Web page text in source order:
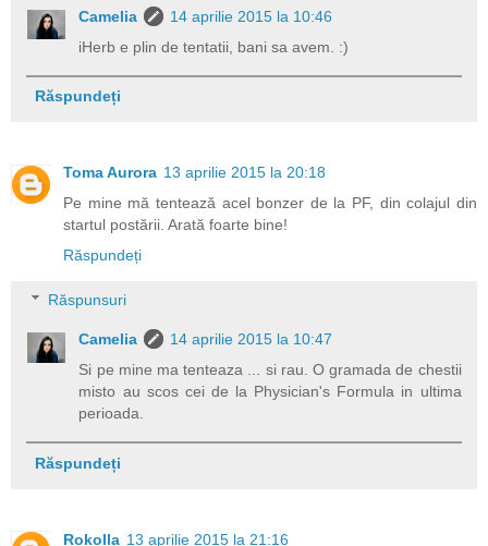
Camelia
14 aprilie 2015 la 10:46
iHerb e plin de tentatii, bani sa avem. :)
Răspundeți
Toma Aurora 13 aprilie 2015 la 20:18
Pe mine mă tentează acel bonzer de la PF, din colajul din
startul postării. Arată foarte bine!
Răspundeți
Răspunsuri
Camelia
14 aprilie 2015 la 10:47
Si pe mine ma tenteaza ... si rau. O gramada de chestii
misto au scos cei de la Physician's Formula in ultima
perioada.
Răspundeți
Rokolla 13 aprilie 2015 la 21:16